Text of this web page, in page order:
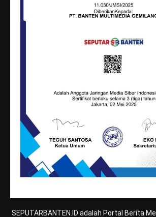
SEPUTARBANTEN.ID adalah Portal Berita